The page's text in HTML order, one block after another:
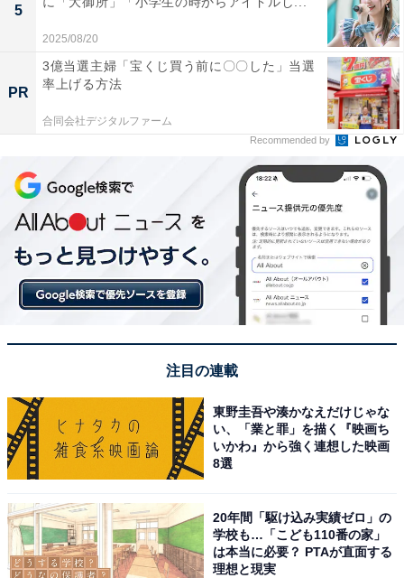
5
2025/08/20
PR
3億当選主婦「宝くじ買う前に〇〇した」当選
率上げる方法
合同会社デジタルファーム
Recommended by
注目の連載
東野圭吾や湊かなえだけじゃな
い、「業と罪」を描く『映画ち
いかわ』から強く連想した映画
8選
20年間「駆け込み実績ゼロ」の
学校も…「こども110番の家」
は本当に必要？ PTAが直面する
理想と現実